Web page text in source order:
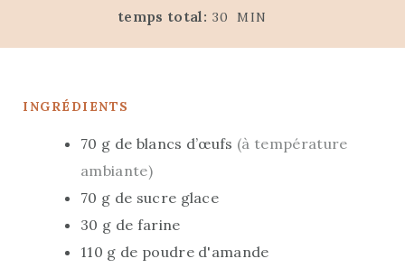
T
I
temps total: 30
M
S
MIN
INGRÉDIENTS
70 g de blancs d’œufs (à température
ambiante)
70 g de sucre glace
30 g de farine
110 g de poudre d'amande